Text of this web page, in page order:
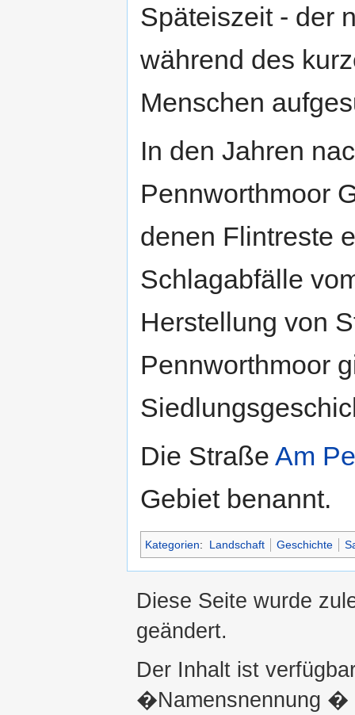
Späteiszeit - der
während des
Menschen
In den Jahren
Pennworthmoor
denen Flintreste
Schlagabfälle
Herstellung von
Pennworthmoor
Die Straße Am
Gebiet benannt.
Kategorien: Landschaft Geschichte
Diese Seite wurde
geändert.
Der Inhalt ist
�Namensnennung �